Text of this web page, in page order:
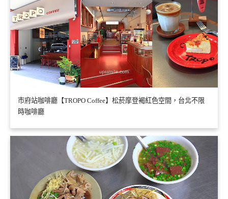
市府站咖啡廳【TROPO Coffee】松菸摩登褐紅色空間，台北不限
時咖啡廳